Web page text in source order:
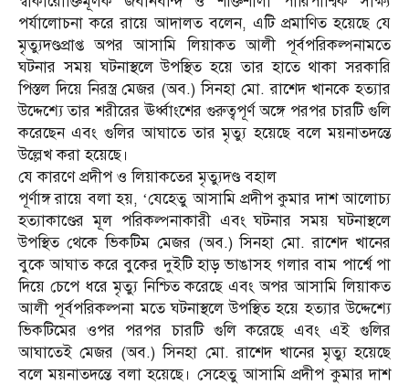
পর্যালোচনা করে রায়ে আদালত বলেন, এটি প্রমাণিত হয়েছে যে
মৃত্যুদণ্ডপ্রাপ্ত অপর আসামি লিয়াকত আলী পূর্বপরিকল্পনামতে
ঘটনার সময় ঘটনাস্থলে উপস্থিত হয়ে তার হাতে থাকা সরকারি
পিস্তল দিয়ে নিরস্ত্র মেজর (অব.) সিনহা মো. রাশেদ খানকে হত্যার
উদ্দেশ্যে তার শরীরের ঊর্ধ্বাংশের গুরুত্বপূর্ণ অঙ্গে পরপর চারটি গুলি
করেছেন এবং গুলির আঘাতে তার মৃত্যু হয়েছে বলে ময়নাতদন্তে
উল্লেখ করা হয়েছে।
যে কারণে প্রদীপ ও লিয়াকতের মৃত্যুদণ্ড বহাল
পূর্ণাঙ্গ রায়ে বলা হয়, ‘যেহেতু আসামি প্রদীপ কুমার দাশ আলোচ্য
হত্যাকাণ্ডের মূল পরিকল্পনাকারী এবং ঘটনার সময় ঘটনাস্থলে
উপস্থিত থেকে ভিকটিম মেজর (অব.) সিনহা মো. রাশেদ খানের
বুকে আঘাত করে বুকের দুইটি হাড় ভাঙাসহ গলার বাম পার্শ্বে পা
দিয়ে চেপে ধরে মৃত্যু নিশ্চিত করেছে এবং অপর আসামি লিয়াকত
আলী পূর্বপরিকল্পনা মতে ঘটনাস্থলে উপস্থিত হয়ে হত্যার উদ্দেশ্যে
ভিকটিমের ওপর পরপর চারটি গুলি করেছে এবং এই গুলির
আঘাতেই মেজর (অব.) সিনহা মো. রাশেদ খানের মৃত্যু হয়েছে
বলে ময়নাতদন্তে বলা হয়েছে। সেহেতু আসামি প্রদীপ কুমার দাশ